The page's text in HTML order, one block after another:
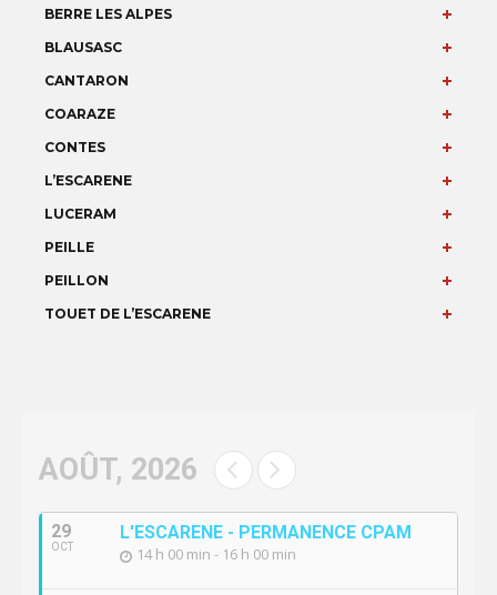
BERRE LES ALPES
BLAUSASC
CANTARON
COARAZE
CONTES
L’ESCARENE
LUCERAM
PEILLE
PEILLON
TOUET DE L’ESCARENE
AOÛT, 2026
29
OCT
L'ESCARENE - PERMANENCE CPAM
14 h 00 min - 16 h 00 min